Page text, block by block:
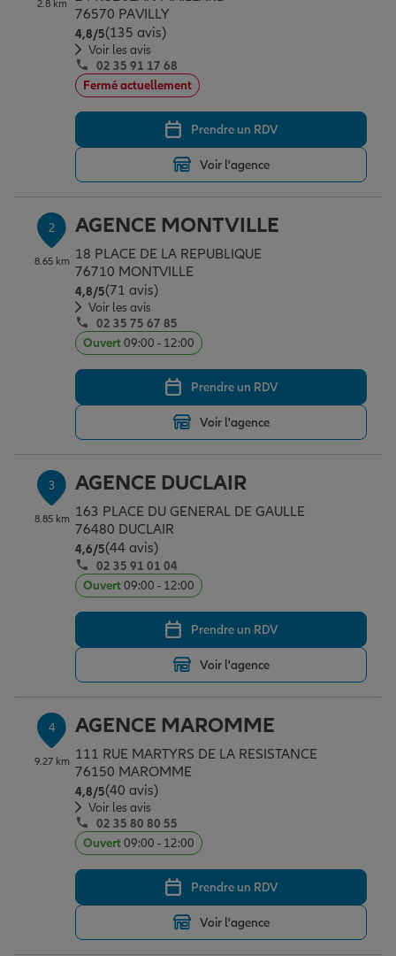
Assurance emprunteur
Prévoyance et dépendance
Assurance animal de compagnie
Protection de la famille
Protection juridique
Épargne & retraite
Plan épargne retraite
Assurance vie
Placements financiers
Investissements immobiliers
Transmission
Vos projets
Partir en vacances
Déménager
Changer de voiture
Départ à la retraite
Conseil assurance
Outre-mer
Assurance auto
Assurance habitation
Garantie des accidents de la vie
Assurance scolaire
Protection juridique
Retraite
Tous nos devis d'assurance
Professionnels
Allianz en France
2.8 km
76570 PAVILLY
4,8/5Note de 4.8 sur 5
(135 avis)
Voir les avis
02 35 91 17 68
Fermé actuellement
Prendre un RDV
Voir l'agence
2
8.65 km
AGENCE MONTVILLE
18 PLACE DE LA REPUBLIQUE
76710 MONTVILLE
4,8/5Note de 4.8 sur 5
(71 avis)
Voir les avis
02 35 75 67 85
Ouvert09:00 - 12:00
Prendre un RDV
Voir l'agence
3
8.85 km
AGENCE DUCLAIR
163 PLACE DU GENERAL DE GAULLE
76480 DUCLAIR
4,6/5Note de 4.6 sur 5
(44 avis)
02 35 91 01 04
Ouvert09:00 - 12:00
Prendre un RDV
Voir l'agence
4
9.27 km
AGENCE MAROMME
111 RUE MARTYRS DE LA RESISTANCE
76150 MAROMME
4,8/5Note de 4.8 sur 5
(40 avis)
Voir les avis
02 35 80 80 55
Ouvert09:00 - 12:00
Prendre un RDV
Voir l'agence